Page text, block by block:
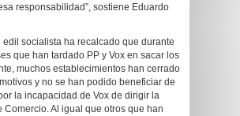
responsabilidad”, sostiene Eduardo
edil socialista ha recalcado que durante
que han tardado PP y Vox en sacar los
muchos establecimientos han cerrado
y no se han podido beneficiar de
la incapacidad de Vox de dirigir la
Comercio. Al igual que otros que han